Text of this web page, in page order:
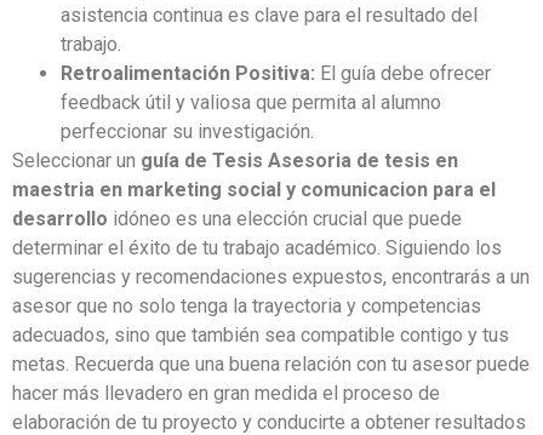
asistencia continua es clave para el resultado del
trabajo.
Retroalimentación Positiva: El guía debe ofrecer
feedback útil y valiosa que permita al alumno
perfeccionar su investigación.
Seleccionar un guía de Tesis Asesoria de tesis en
maestria en marketing social y comunicacion para el
desarrollo idóneo es una elección crucial que puede
determinar el éxito de tu trabajo académico. Siguiendo los
sugerencias y recomendaciones expuestos, encontrarás a un
asesor que no solo tenga la trayectoria y competencias
adecuados, sino que también sea compatible contigo y tus
metas. Recuerda que una buena relación con tu asesor puede
hacer más llevadero en gran medida el proceso de
elaboración de tu proyecto y conducirte a obtener resultados